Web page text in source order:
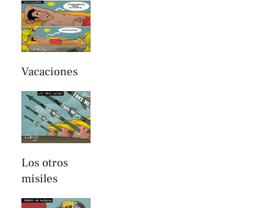
Vacaciones
Los otros
misiles